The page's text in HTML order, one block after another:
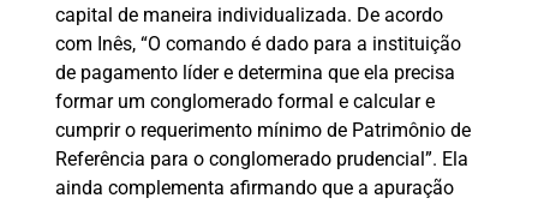
capital de maneira individualizada. De acordo
com Inês, “O comando é dado para a instituição
de pagamento líder e determina que ela precisa
formar um conglomerado formal e calcular e
cumprir o requerimento mínimo de Patrimônio de
Referência para o conglomerado prudencial”. Ela
ainda complementa afirmando que a apuração